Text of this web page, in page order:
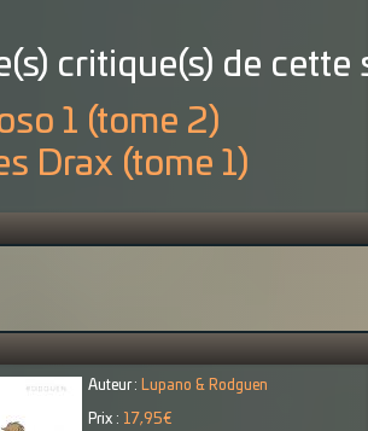
critique(s) de cette
1 (tome 2)
Drax (tome 1)
Auteur : Lupano & Rodguen
Prix : 17,95€